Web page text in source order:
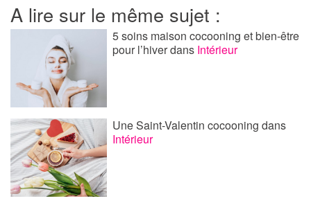
A lire sur le même sujet :
5 soins maison cocooning et bien-être
pour l’hiverdans Intérieur
Une Saint-Valentin cocooningdans
Intérieur